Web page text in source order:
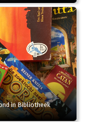
in Bibliotheek